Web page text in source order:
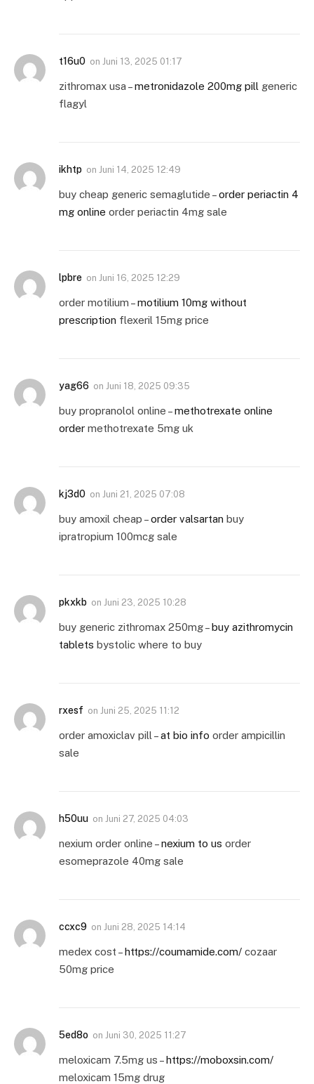
t16u0 on Juni 13, 2025 01:17
zithromax usa –metronidazole 200mg pill generic
flagyl
ikhtp on Juni 14, 2025 12:49
buy cheap generic semaglutide –order periactin 4
mg online order periactin 4mg sale
lpbre on Juni 16, 2025 12:29
order motilium –motilium 10mg without
prescription flexeril 15mg price
yag66 on Juni 18, 2025 09:35
buy propranolol online –methotrexate online
order methotrexate 5mg uk
kj3d0 on Juni 21, 2025 07:08
buy amoxil cheap –order valsartan buy
ipratropium 100mcg sale
pkxkb on Juni 23, 2025 10:28
buy generic zithromax 250mg –buy azithromycin
tablets bystolic where to buy
rxesf on Juni 25, 2025 11:12
order amoxiclav pill –at bio info order ampicillin
sale
h50uu on Juni 27, 2025 04:03
nexium order online –nexium to us order
esomeprazole 40mg sale
ccxc9 on Juni 28, 2025 14:14
medex cost –https://coumamide.com/ cozaar
50mg price
5ed8o on Juni 30, 2025 11:27
meloxicam 7.5mg us –https://moboxsin.com/
meloxicam 15mg drug